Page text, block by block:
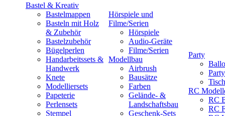
Bastel & Kreativ
Bastelmappen
Basteln mit Holz
& Zubehör
Bastelzubehör
Bügelperlen
Handarbeitssets &
Handwerk
Knete
Modelliersets
Papeterie
Perlensets
Stempel
Hörspiele und
Filme/Serien
Hörspiele
Audio-Geräte
Filme/Serien
Modellbau
Airbrush
Bausätze
Farben
Gelände- &
Landschaftsbau
Geschenk-Sets
Party
RC
RC
RC